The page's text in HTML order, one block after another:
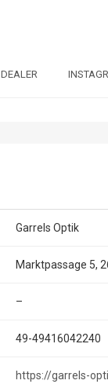
DEALER
Garrels Optik
Marktpassage 5,
–
49-49416042240
https://garrels-